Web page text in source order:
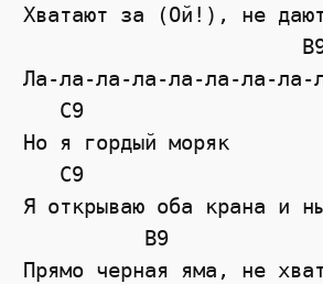
Хватают за (Ой!), не
Ла-ла-ла-ла-ла-ла-ла-ла-
   C9
Но я гордый моряк
   C9
Я открываю оба крана и
          B9
Прямо черная яма, не